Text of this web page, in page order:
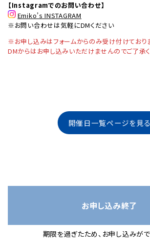
【Instagramでのお問い合わせ】
Emiko’s INSTAGRAM
※お問い合わせは気軽にDMください
※お申し込みはフォームからのみ受け付けており
DMからはお申し込みいただけませんのでご了承く
開催日一覧ページを見る
お申し込み終了
期限を過ぎたため、お申し込みが